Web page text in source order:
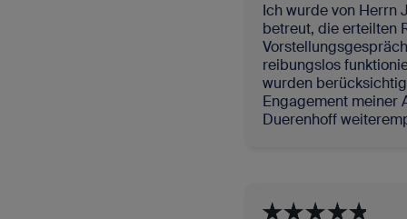
Ich wurde von Herrn
betreut, die erteilten
reibungslos
wurden
Engagement meiner
Duerenhoff